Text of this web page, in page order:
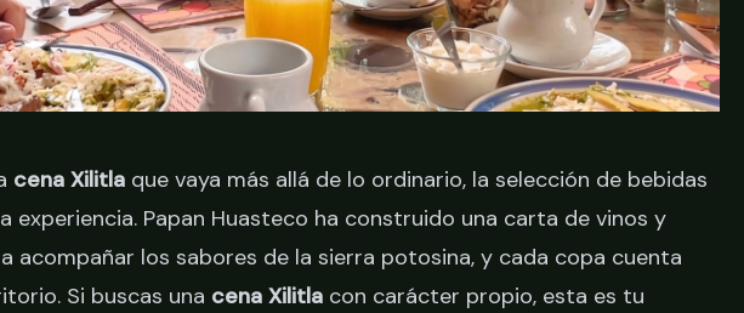
cena Xilitla que vaya más allá de lo ordinario, la selección de bebidas
experiencia. Papan Huasteco ha construido una carta de vinos y
acompañar los sabores de la sierra potosina, y cada copa cuenta
Si buscas una cena Xilitla con carácter propio, esta es tu